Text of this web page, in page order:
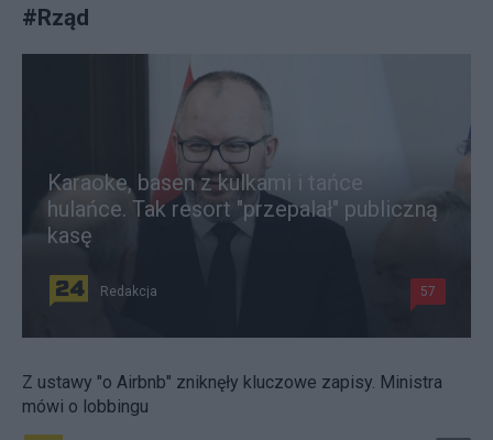
#Rząd
Karaoke, basen z kulkami i tańce
hulańce. Tak resort "przepalał" publiczną
kasę
Redakcja 57
Z ustawy "o Airbnb" zniknęły kluczowe zapisy. Ministra
mówi o lobbingu